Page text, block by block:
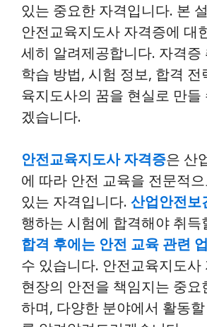
있는 중요한 자격입니다. 본
안전교육지도사 자격증에 대
세히 알려제공합니다. 자격증
학습 방법, 시험 정보, 합격 전
육지도사의 꿈을 현실로 만들
겠습니다.
안전교육지도사 자격증은 산
에 따라 안전 교육을 전문적
있는 자격입니다. 산업안전보
행하는 시험에 합격해야 취득
합격 후에는 안전 교육 관련
수 있습니다. 안전교육지도사
현장의 안전을 책임지는 중요
하며, 다양한 분야에서 활동